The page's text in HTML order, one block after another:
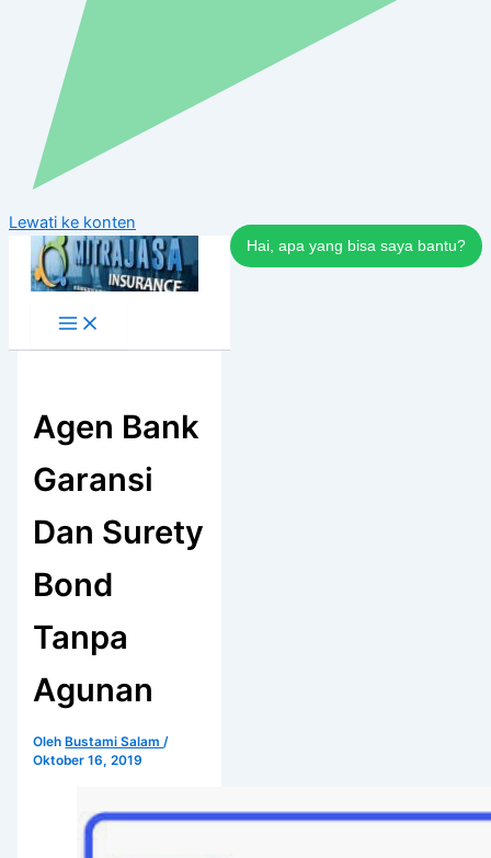
Hai, apa yang bisa saya bantu?
Lewati ke konten
Agen Bank
Garansi
Dan Surety
Bond
Tanpa
Agunan
Oleh Bustami Salam/
Oktober 16, 2019